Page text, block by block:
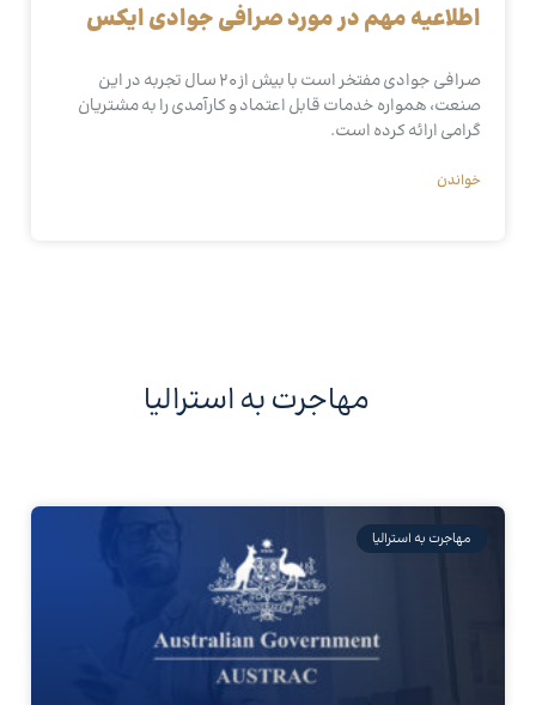
اطلاعیه مهم در مورد صرافی جوادی ایکس
صرافی جوادی مفتخر است با بیش از 20 سال تجربه در این
صنعت، همواره خدمات قابل اعتماد و کارآمدی را به مشتریان
گرامی ارائه کرده است.
خواندن
مهاجرت به استرالیا
مهاجرت به استرالیا